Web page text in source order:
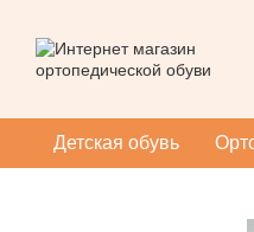
Детская обувь